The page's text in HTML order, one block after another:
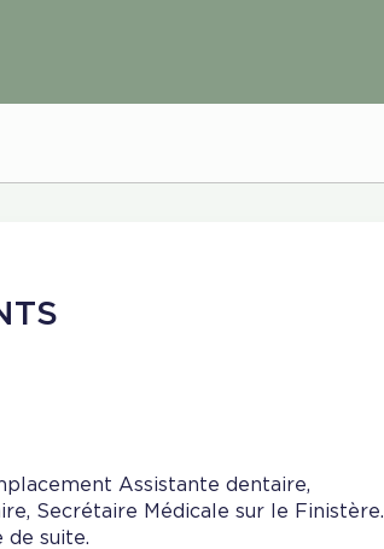
Assistante dentaire,
Secrétaire Médicale sur le Finistère.
de suite.